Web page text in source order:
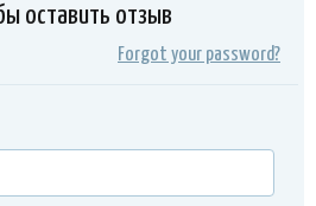
оставить отзыв
Forgot your password?